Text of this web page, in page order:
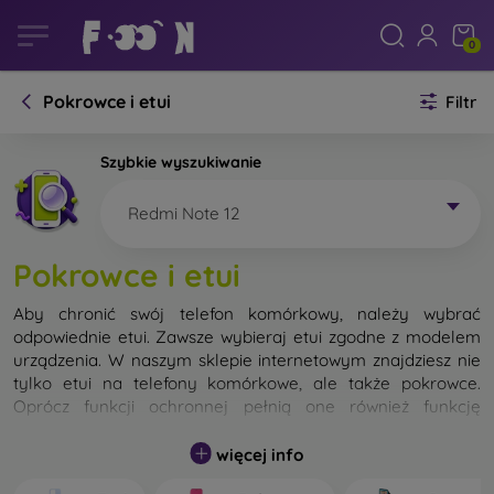
0
Pokrowce i etui Filtr
Szybkie wyszukiwanie
Redmi Note 12
Pokrowce i etui
Aby chronić swój telefon komórkowy, należy wybrać
odpowiednie etui. Zawsze wybieraj etui zgodne z modelem
urządzenia. W naszym sklepie internetowym znajdziesz nie
tylko etui na telefony komórkowe, ale także pokrowce.
Oprócz funkcji ochronnej pełnią one również funkcję
Pokrowiec na telefon komórkowy możemy również nazwać
więcej info